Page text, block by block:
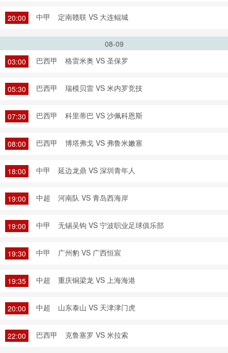
20:00 中甲 定南赣联 VS 大连鲲城
08-09
03:00
巴西甲 格雷米奥 VS 圣保罗
05:30 巴西甲 瑞模贝雷 VS 米内罗竞技
07:30 巴西甲 科里蒂巴 VS 沙佩科恩斯
08:00 巴西甲 博塔弗戈 VS 弗鲁米嫩塞
18:00 中甲 延边龙鼎 VS 深圳青年人
19:00 中超 河南队 VS 青岛西海岸
19:00 中甲 无锡吴钩 VS 宁波职业足球俱乐部
19:30 中甲 广州豹 VS 广西恒宸
19:35 中超 重庆铜梁龙 VS 上海海港
20:00 中超 山东泰山 VS 天津津门虎
22:00 巴西甲 克鲁塞罗 VS 米拉索